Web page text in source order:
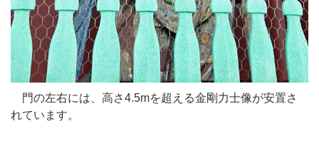
門の左右には、高さ4.5mを超える金剛力士像が安置さ
れています。